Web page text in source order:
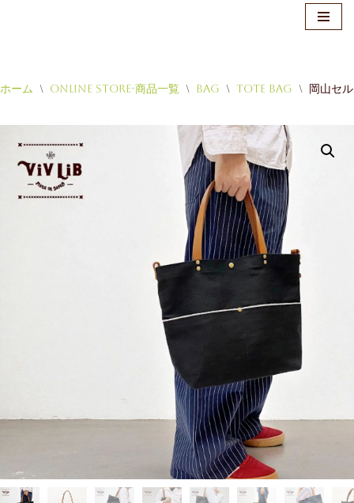
ン
テ
ン
へ
ホーム \ Online Store-商品一覧 \ Bag \ Tote Bag \ 岡山セ